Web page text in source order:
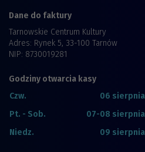
Dane do faktury
Tarnowskie Centrum Kultury
Adres: Rynek 5, 33-100 Tarnów
NIP: 8730019281
Godziny otwarcia kasy
Czw.
06 sierpnia
Pt. - Sob.
07-08 sierpnia
Niedz.
09 sierpnia